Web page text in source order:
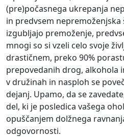
(pre)počasnega ukrepanja
in predvsem nepremoženjska
izgubljajo premoženje,
mnogi so si vzeli celo svoje
drastičnem, preko 90%
prepovedanih drog, alkohola
v družinah in nasploh se
dejanj. Upamo, da se
del, ki je posledica vašega
opuščanjem dolžnega
odgovornosti.